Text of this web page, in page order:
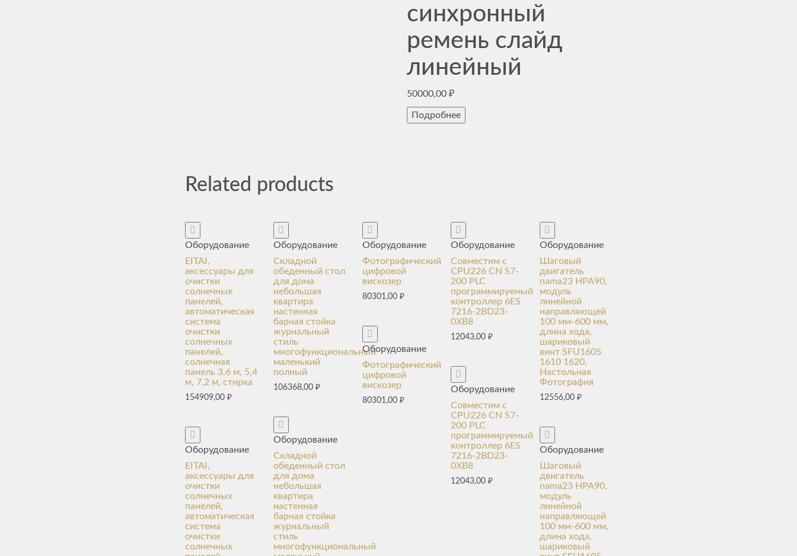
синхронный
ремень слайд
линейный
50000,00₽
Подробнее
Related products
Оборудование
EITAI,
аксессуары для
очистки
солнечных
панелей,
автоматическая
система
очистки
солнечных
панелей,
солнечная
панель 3,6 м, 5,4
м, 7,2 м, стирка
154909,00 ₽
Оборудование
EITAI,
аксессуары для
очистки
солнечных
панелей,
автоматическая
система
очистки
солнечных
Оборудование
Складной
обеденный стол
для дома
небольшая
квартира
настенная
барная стойка
журнальный
стиль
многофункциональный
маленький
полный
106368,00₽
Оборудование
Складной
обеденный стол
для дома
небольшая
квартира
настенная
барная стойка
журнальный
стиль
многофункциональный
Оборудование
Фотографический
цифровой
вискозер
80301,00 ₽
Оборудование
Фотографический
цифровой
вискозер
80301,00 ₽
Оборудование
Совместим с
CPU226 CN S7-
200 PLC
программируемый
контроллер 6ES
7216-2BD23-
0XB8
12043,00₽
Оборудование
Совместим с
CPU226 CN S7-
200 PLC
программируемый
контроллер 6ES
7216-2BD23-
0XB8
12043,00₽
Оборудование
Шаговый
двигатель
nama23 HPA90,
модуль
линейной
направляющей
100 мм-600 мм,
длина хода,
шариковый
винт SFU1605
1610 1620,
Настольная
Фотография
12556,00 ₽
Оборудование
Шаговый
двигатель
nama23 HPA90,
модуль
линейной
направляющей
100 мм-600 мм,
длина хода,
шариковый